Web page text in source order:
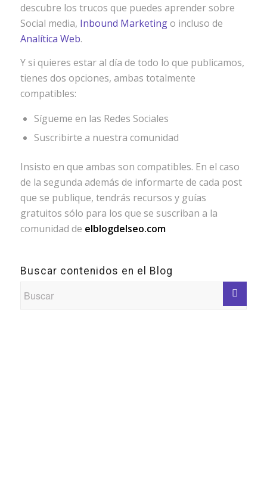
descubre los trucos que puedes aprender sobre
Social media, Inbound Marketingo incluso de
Analítica Web.
Y si quieres estar al día de todo lo que publicamos,
tienes dos opciones, ambas totalmente
compatibles:
Sígueme en las Redes Sociales
Suscribirte a nuestra comunidad
Insisto en que ambas son compatibles. En el caso
de la segunda además de informarte de cada post
que se publique, tendrás recursos y guías
gratuitos sólo para los que se suscriban a la
comunidad de elblogdelseo.com
Buscar contenidos en el Blog